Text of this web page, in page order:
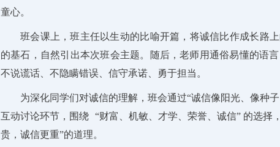
童心。
班会课上，班主任以生动的比喻开篇，将诚信比作成长路
的基石，自然引出本次班会主题。随后，老师用通俗易懂的语
不说谎话、不隐瞒错误、信守承诺、勇于担当。
为深化同学们对诚信的理解，班会通过“诚信像阳光、像种
互动讨论环节，围绕 “财富、机敏、才学、荣誉、诚信” 的选择
贵，诚信更重”的道理。